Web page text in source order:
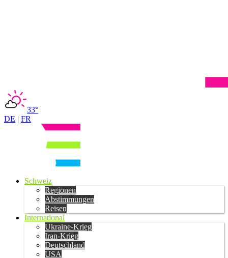
33°
DE | FR
Schweiz
Regionen
Abstimmungen
Reisen
International
Ukraine-Krieg
Iran-Krieg
Deutschland
USA